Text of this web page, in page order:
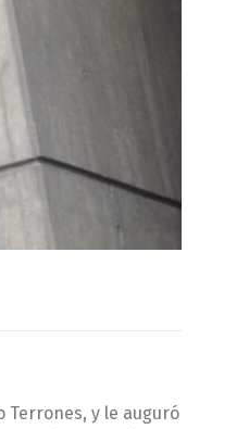
Terrones, y le auguró